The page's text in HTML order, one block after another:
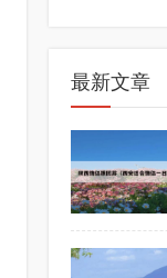
最新文章